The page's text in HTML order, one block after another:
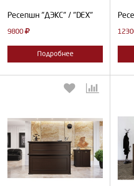
Ресепшн "ДЭКС" / "DEX"
9800
Подробнее
Выберите количество: